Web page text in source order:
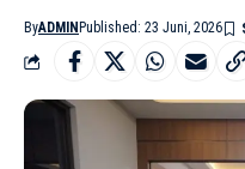
ByADMIN Published: 23 Juni, 2026